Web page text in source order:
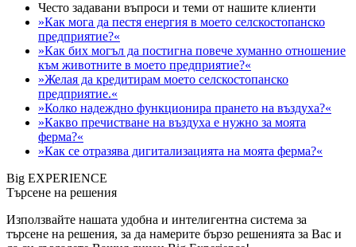
Често задавани въпроси и теми от нашите клиенти
»Как мога да пестя енергия в моето селскостопанско
предприятие?«
»Как бих могъл да постигна повече хуманно отношение
към животните в моето предприятие?«
»Желая да кредитирам моето селскостопанско
предприятие.«
»Колко надеждно функционира прането на въздуха?«
»Какво пречистване на въздуха е нужно за моята
ферма?«
»Как се отразява дигитализацията на моята ферма?«
Big EXPERIENCE
Търсене на решения
Използвайте нашата удобна и интелигентна система за
търсене на решения, за да намерите бързо решенията за Вас и